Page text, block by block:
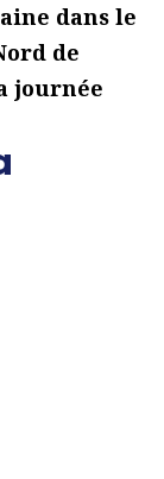
dans le
de
journée